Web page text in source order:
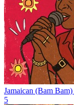
Jamaican (Bam Bam)
5